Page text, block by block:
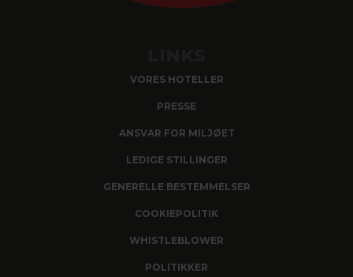
VORES HOTELLER
PRESSE
ANSVAR FOR MILJØET
LEDIGE STILLINGER
GENERELLE BESTEMMELSER
COOKIEPOLITIK
WHISTLEBLOWER
POLITIKKER